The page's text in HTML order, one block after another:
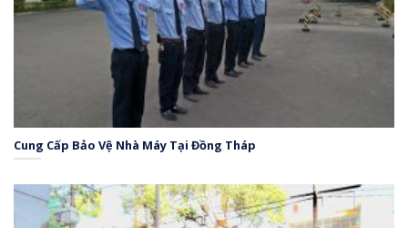
Cung Cấp Bảo Vệ Nhà Máy Tại Đồng Tháp